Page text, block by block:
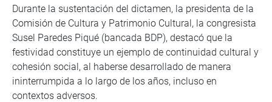
Durante la sustentación del dictamen, la presidenta de la
Comisión de Cultura y Patrimonio Cultural, la congresista
Susel Paredes Piqué (bancada BDP), destacó que la
festividad constituye un ejemplo de continuidad cultural y
cohesión social, al haberse desarrollado de manera
ininterrumpida a lo largo de los años, incluso en
contextos adversos.